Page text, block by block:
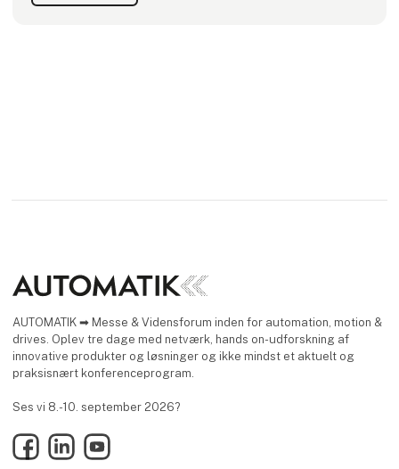
AUTOMATIK ➡ Messe & Vidensforum inden for automation, motion &
drives. Oplev tre dage med netværk, hands on-udforskning af
innovative produkter og løsninger og ikke mindst et aktuelt og
praksisnært konferenceprogram.
Ses vi 8.-10. september 2026?
FacebookLinkedInYouTube